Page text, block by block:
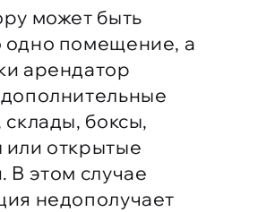
может быть
одно помещение, а
арендатор
боксы,
открытые
В этом случае
недополучает